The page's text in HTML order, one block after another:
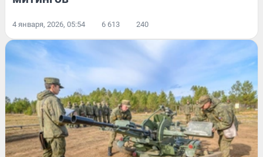
4 января, 2026, 05:54 6 613 240